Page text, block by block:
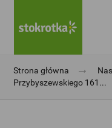
Strona główna →
Przybyszewskiego 161...